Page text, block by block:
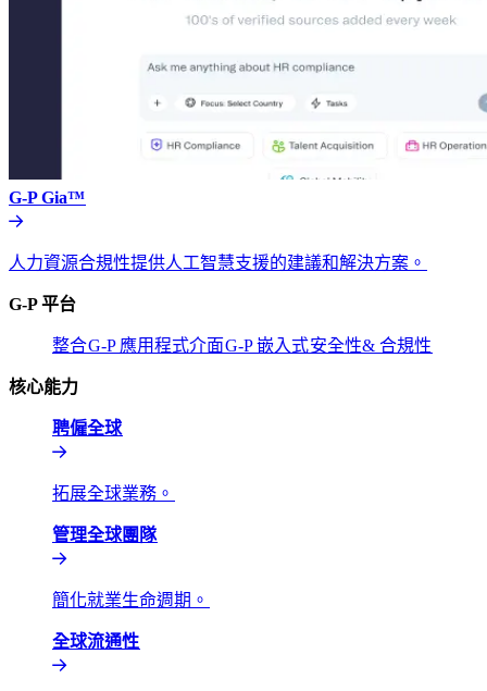
G-P Gia™​​
人力資源合規性提供人工智慧支援的建議和解決方案。​​
G-P 平台​​
整合​​G-P 應用程式介面​​G-P 嵌入式​​安全性& 合規性​​
核心能力​​
聘僱全球​​
拓展全球業務。​​
管理全球團隊​​
簡化就業生命週期。​​
全球流通性​​